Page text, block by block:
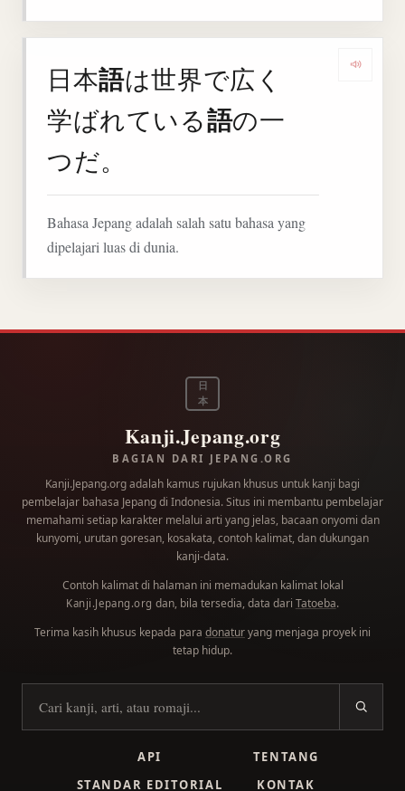
日本語は世界で広く
学ばれている語の一
つだ。
Bahasa Jepang adalah salah satu bahasa yang
dipelajari luas di dunia.
日
本
Kanji.Jepang.org
BAGIAN DARI JEPANG.ORG
Kanji.Jepang.org adalah kamus rujukan khusus untuk kanji bagi
pembelajar bahasa Jepang di Indonesia. Situs ini membantu pembelajar
memahami setiap karakter melalui arti yang jelas, bacaan onyomi dan
kunyomi, urutan goresan, kosakata, contoh kalimat, dan dukungan
kanji-data.
Contoh kalimat di halaman ini memadukan kalimat lokal
Kanji.Jepang.org dan, bila tersedia, data dari Tatoeba.
Terima kasih khusus kepada para donaturyang menjaga proyek ini
tetap hidup.
Cari kanji
API
TENTANG
STANDAR EDITORIAL
KONTAK